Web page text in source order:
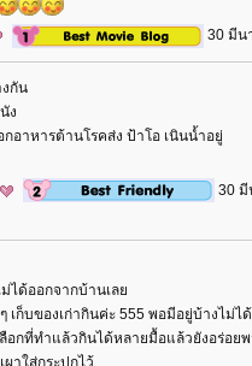
30 มีน
งกัน
ง
อาหารต้านโรคส่ง ป้าโอ เนินน้ำอยู่
30 มี
ได้ออกจากบ้านเล
เก็บของเก่ากินค่ะ 555 พอมีอยู่บ้างไม่
ลือกที่ทำแล้วกินได้หลายมื้อแล้วยังอร่อย
าใส่กระปุกไว้